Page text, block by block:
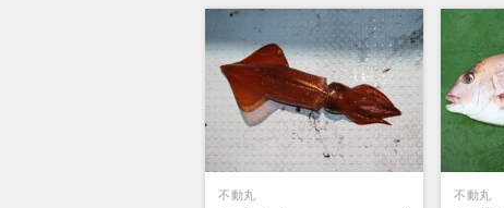
不動丸 不動丸